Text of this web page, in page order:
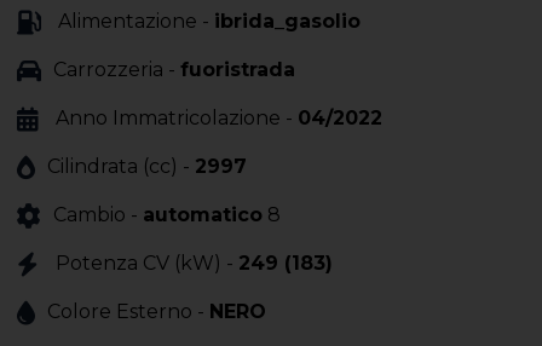
Alimentazione - ibrida_gasolio
Carrozzeria -fuoristrada
Anno Immatricolazione - 04/2022
Cilindrata (cc) - 2997
Cambio - automatico 8
Potenza CV (kW) - 249 (183)
Colore Esterno - NERO